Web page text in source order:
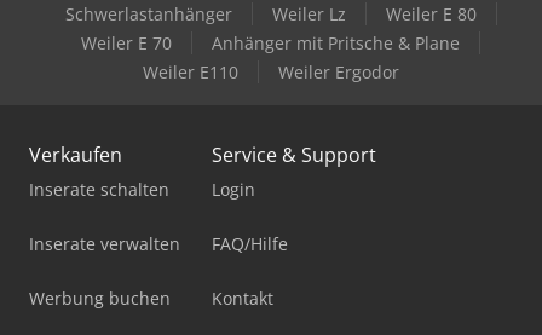
Schwerlastanhänger Weiler Lz
Weiler E 80
Weiler E 70
Anhänger mit Pritsche & Plane
Weiler E110
Weiler Ergodor
Verkaufen
Inserate schalten
Inserate verwalten
Werbung buchen
Service & Support
Login
FAQ/Hilfe
Kontakt